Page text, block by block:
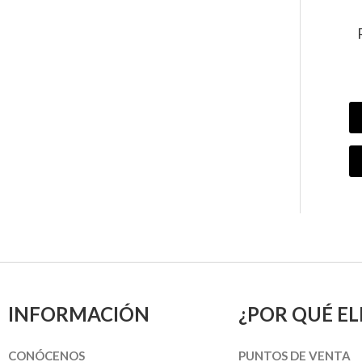
INFORMACIÓN
CONÓCENOS
¿POR QUÉ
PUNTOS DE VENTA